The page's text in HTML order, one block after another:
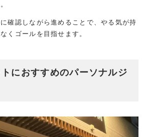
確認しながら進めることで、やる気が持
くゴールを目指せます。
におすすめのパーソナルジ